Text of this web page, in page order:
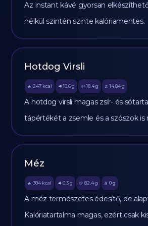
Az instant kávé gyorsan
nélkül szintén szinte kalóriamentes.
Hotdog Virsli
🔥 247 kcal 🥩 10.6 g 🥔 18.4g 🫒 14.84 g
A hotdog virsli magas zsír- és
tápértékét a zsemle és a szószok is
Méz
🔥 304 kcal 🥩 0.3 g 🥔 82.4g 🫒 0 g
A méz természetes édesítő, de
Kalóriatartalma magas, ezért csak